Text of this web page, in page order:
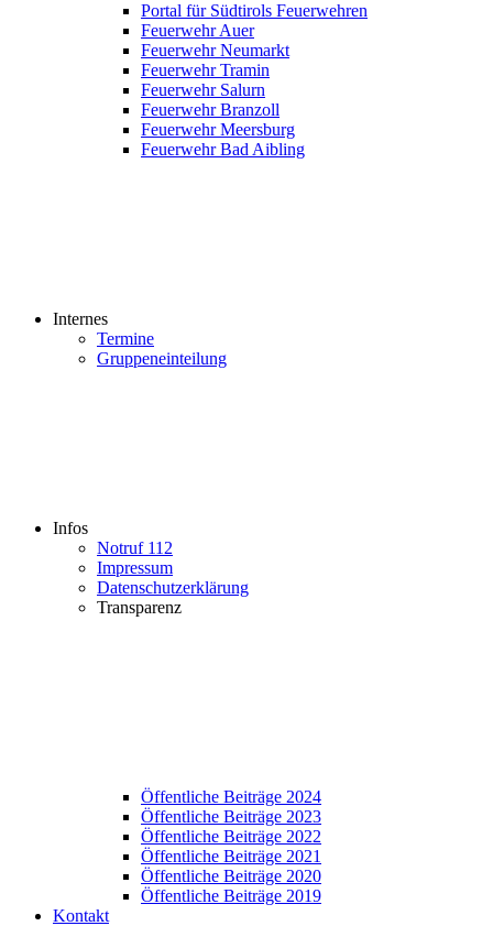
Portal für Südtirols Feuerwehren
Feuerwehr Auer
Feuerwehr Neumarkt
Feuerwehr Tramin
Feuerwehr Salurn
Feuerwehr Branzoll
Feuerwehr Meersburg
Feuerwehr Bad Aibling
Internes
Termine
Gruppeneinteilung
Infos
Notruf 112
Impressum
Datenschutzerklärung
Transparenz
Öffentliche Beiträge 2024
Öffentliche Beiträge 2023
Öffentliche Beiträge 2022
Öffentliche Beiträge 2021
Öffentliche Beiträge 2020
Öffentliche Beiträge 2019
Kontakt